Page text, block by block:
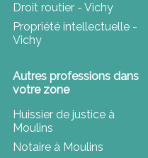
Droit routier - Vichy
Propriété intellectuelle -
Vichy
Autres professions dans
votre zone
Huissier de justice à
Moulins
Notaire à Moulins